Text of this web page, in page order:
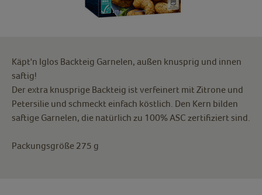
Käpt'n Iglos Backteig Garnelen, außen knusprig und innen
saftig!
Der extra knusprige Backteig ist verfeinert mit Zitrone und
Petersilie und schmeckt einfach köstlich. Den Kern bilden
saftige Garnelen, die natürlich zu 100% ASC zertifiziert sind.
Packungsgröße 275 g